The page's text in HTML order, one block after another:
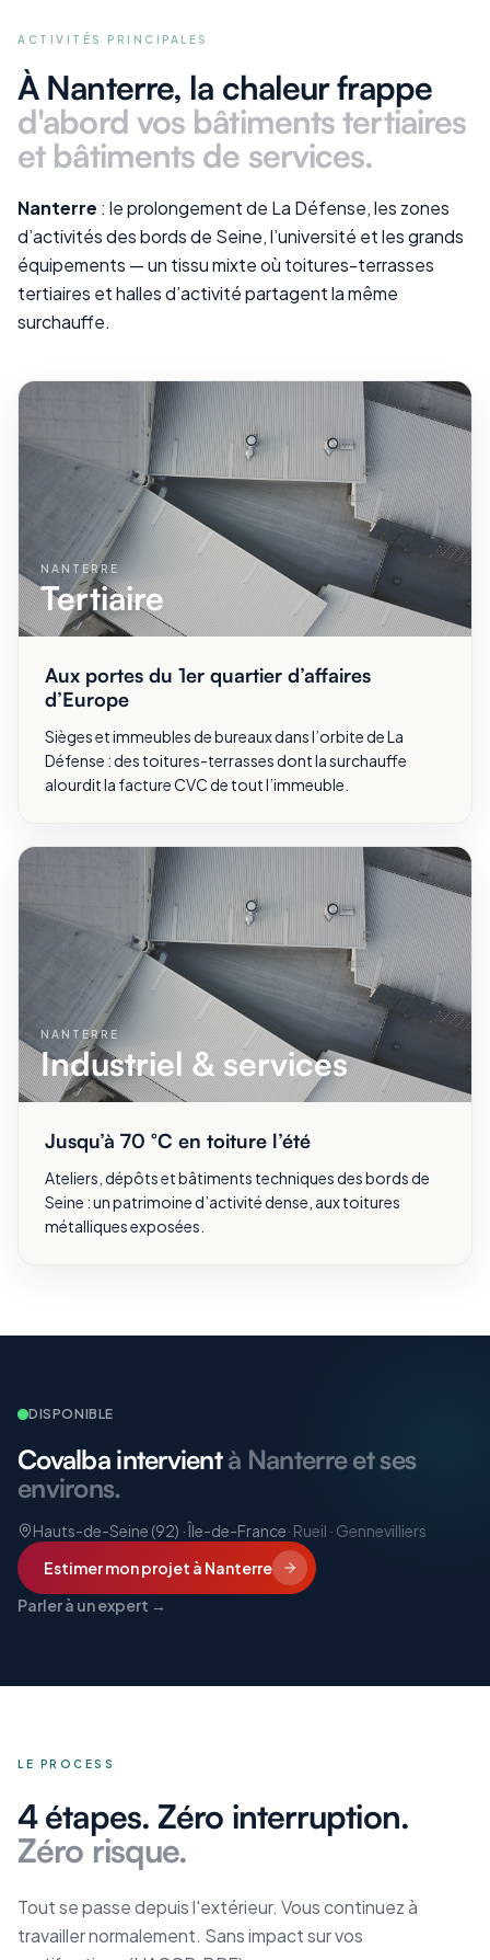
ACTIVITÉS PRINCIPALES
À Nanterre, la chaleur frappe
d'abord vos bâtiments tertiaires
et bâtiments de services.
Nanterre : le prolongement de La Défense, les zones
d’activités des bords de Seine, l’université et les grands
équipements — un tissu mixte où toitures-terrasses
tertiaires et halles d’activité partagent la même
surchauffe.
NANTERRE
Tertiaire
Aux portes du 1er quartier d’affaires
d’Europe
Sièges et immeubles de bureaux dans l’orbite de La
Défense : des toitures-terrasses dont la surchauffe
alourdit la facture CVC de tout l’immeuble.
NANTERRE
Industriel & services
Jusqu’à 70 °C en toiture l’été
Ateliers, dépôts et bâtiments techniques des bords de
Seine : un patrimoine d’activité dense, aux toitures
métalliques exposées.
DISPONIBLE
Covalba intervientà Nanterre et ses
environs.
Hauts-de-Seine (92) · Île-de-France· Rueil · Gennevilliers
Estimer mon projet à Nanterre
Parler à un expert →
LE PROCESS
4 étapes. Zéro interruption.
Zéro risque.
Tout se passe depuis l'extérieur. Vous continuez à
travailler normalement. Sans impact sur vos